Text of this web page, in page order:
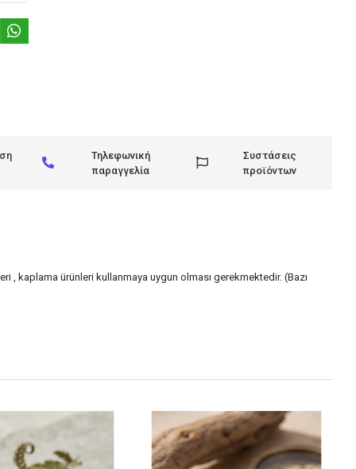
Τηλεφωνική
παραγγελία
Συστάσεις
προϊόντων
, kaplama ürünleri kullanmaya uygun olması gerekmektedir. (Bazı